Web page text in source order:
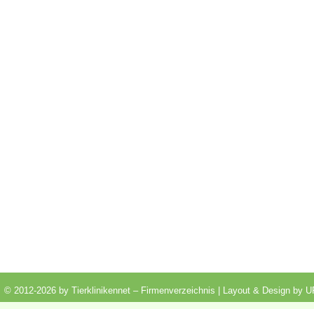
© 2012-2026 by Tierklinikennet – Firmenverzeichnis | Layout & Design by